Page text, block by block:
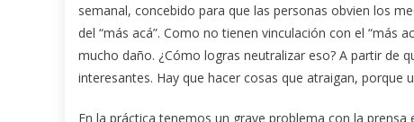
semanal, concebido para que las personas obvien los
del “más acá”. Como no tienen vinculación con el “más
mucho daño. ¿Cómo logras neutralizar eso? A partir de
interesantes. Hay que hacer cosas que atraigan,
En la práctica tenemos un grave problema con la